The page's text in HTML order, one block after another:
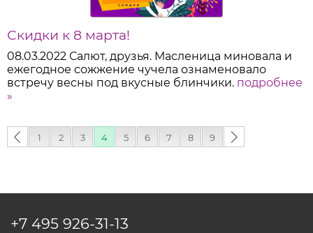
Скидки к 8 марта!
08.03.2022 Салют, друзья. Масленица миновала и
ежегодное сожжение чучела ознаменовало
встречу весны под вкусные блинчики. подробнее
»
‹
1 2 3 4 5 6 7 8 9
следующая
+7 495 926-31-13